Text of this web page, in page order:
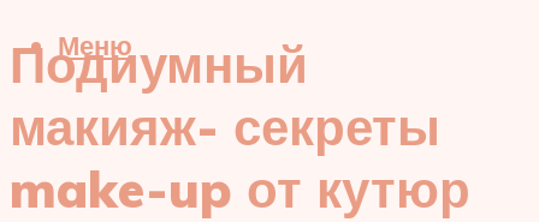
Меню
Подиумный
макияж- секреты
make-up от кутюр